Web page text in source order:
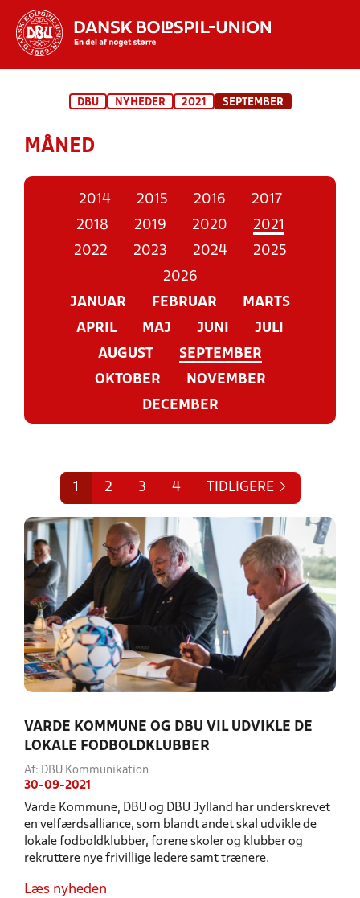
STILLINGER, RESULTATER, KLUBBER OG
DBU NYHEDER 2021 SEPTEMBER
MÅNED
2014 2015 2016
2017
2018
2019 2020
2021
2022
2023 2024
2025
2026
JANUAR
FEBRUAR
MARTS
APRIL
MAJ JUNI
JULI
AUGUST
SEPTEMBER
OKTOBER
NOVEMBER
DECEMBER
1 2 3 4 TIDLIGERE
VARDE KOMMUNE OG DBU VIL UDVIKLE DE
LOKALE FODBOLDKLUBBER
Af: DBU Kommunikation
30-09-2021
Varde Kommune, DBU og DBU Jylland har underskrevet
en velfærdsalliance, som blandt andet skal udvikle de
lokale fodboldklubber, forene skoler og klubber og
rekruttere nye frivillige ledere samt trænere.
Læs nyheden